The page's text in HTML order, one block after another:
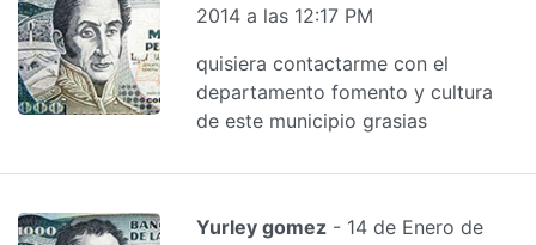
2014 a las 12:17 PM
quisiera contactarme con el
departamento fomento y cultura
de este municipio grasias
Yurley gomez - 14 de Enero de